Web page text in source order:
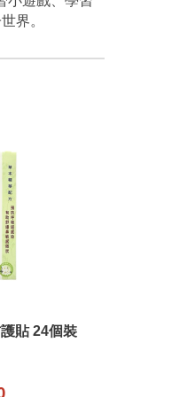
界。
貼 24個裝